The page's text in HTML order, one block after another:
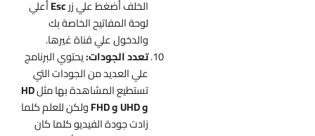
الخلف أضغط علي زرEscأعلي
لوحة المفاتيح الخاصة بك
والدخول علي قناة غيرها.
تعدد الجودات:يحتوي البرنامج
علي العديد من الجودات التي
تستطيع المشاهدة بها مثلHD
و UHD و FHD
ولكن للعلم كلما
زادت جودة الفيديو كلما كان